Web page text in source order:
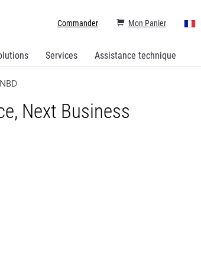
Services Assistance technique
Mon Panier
Commander
Next Business